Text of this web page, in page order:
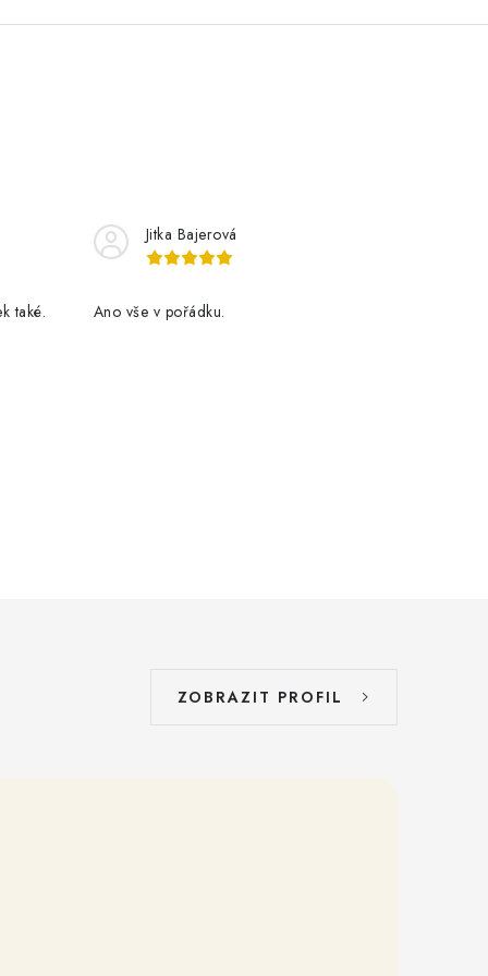
také.
Jitka Bajerová
Ano vše v pořádku.
ZOBRAZIT PROFIL